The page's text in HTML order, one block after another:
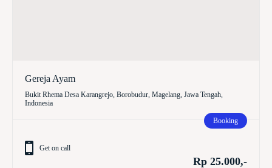
Gereja Ayam
Bukit Rhema Desa Karangrejo, Borobudur, Magelang, Jawa Tengah,
Indonesia
Booking
Get on call
Rp 25.000,-